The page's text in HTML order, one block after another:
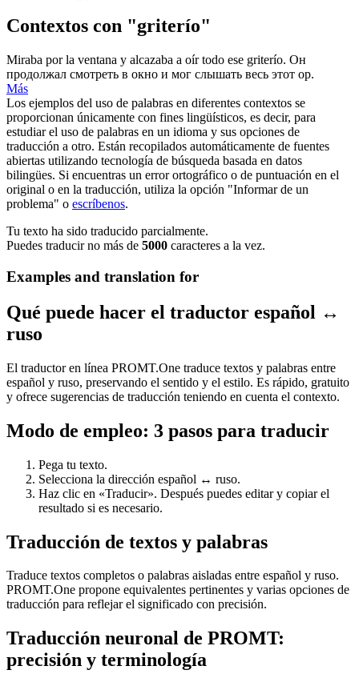
Contextos con "griterío"
Miraba por la ventana y alcazaba a oír todo ese griterío. Он
продолжал смотреть в окно и мог слышать весь этот ор.
Más
Los ejemplos del uso de palabras en diferentes contextos se
proporcionan únicamente con fines lingüísticos, es decir, para
estudiar el uso de palabras en un idioma y sus opciones de
traducción a otro. Están recopilados automáticamente de fuentes
abiertas utilizando tecnología de búsqueda basada en datos
bilingües. Si encuentras un error ortográfico o de puntuación en el
original o en la traducción, utiliza la opción "Informar de un
problema" o escríbenos.
Tu texto ha sido traducido parcialmente.
Puedes traducir no más de 5000 caracteres a la vez.
Examples and translation for
Qué puede hacer el traductor español ↔
ruso
El traductor en línea PROMT.One traduce textos y palabras entre
español y ruso, preservando el sentido y el estilo. Es rápido, gratuito
y ofrece sugerencias de traducción teniendo en cuenta el contexto.
Modo de empleo: 3 pasos para traducir
Pega tu texto.
Selecciona la dirección español ↔ ruso.
Haz clic en «Traducir». Después puedes editar y copiar el
resultado si es necesario.
Traducción de textos y palabras
Traduce textos completos o palabras aisladas entre español y ruso.
PROMT.One propone equivalentes pertinentes y varias opciones de
traducción para reflejar el significado con precisión.
Traducción neuronal de PROMT:
precisión y terminología